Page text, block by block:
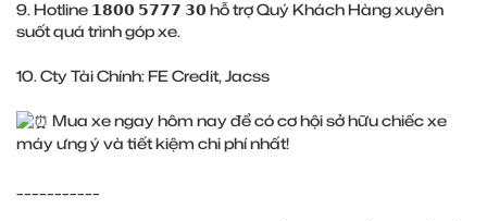
9. Hotline 𝟭𝟴𝟬𝟬 𝟱𝟳𝟳𝟳 𝟯𝟬 hỗ trợ Quý Khách Hàng xuyên
suốt quá trình góp xe.
10. Cty Tài Chính: FE Credit, Jacss
Mua xe ngay hôm nay để có cơ hội sở hữu chiếc xe
máy ưng ý và tiết kiệm chi phí nhất!